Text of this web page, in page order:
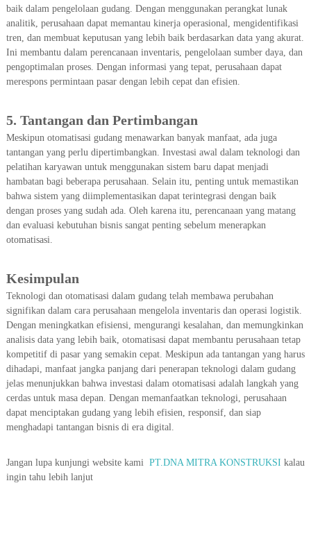
baik dalam pengelolaan gudang. Dengan menggunakan perangkat lunak
analitik, perusahaan dapat memantau kinerja operasional, mengidentifikasi
tren, dan membuat keputusan yang lebih baik berdasarkan data yang akurat.
Ini membantu dalam perencanaan inventaris, pengelolaan sumber daya, dan
pengoptimalan proses. Dengan informasi yang tepat, perusahaan dapat
merespons permintaan pasar dengan lebih cepat dan efisien.
5. Tantangan dan Pertimbangan
Meskipun otomatisasi gudang menawarkan banyak manfaat, ada juga
tantangan yang perlu dipertimbangkan. Investasi awal dalam teknologi dan
pelatihan karyawan untuk menggunakan sistem baru dapat menjadi
hambatan bagi beberapa perusahaan. Selain itu, penting untuk memastikan
bahwa sistem yang diimplementasikan dapat terintegrasi dengan baik
dengan proses yang sudah ada. Oleh karena itu, perencanaan yang matang
dan evaluasi kebutuhan bisnis sangat penting sebelum menerapkan
otomatisasi.
Kesimpulan
Teknologi dan otomatisasi dalam gudang telah membawa perubahan
signifikan dalam cara perusahaan mengelola inventaris dan operasi logistik.
Dengan meningkatkan efisiensi, mengurangi kesalahan, dan memungkinkan
analisis data yang lebih baik, otomatisasi dapat membantu perusahaan tetap
kompetitif di pasar yang semakin cepat. Meskipun ada tantangan yang harus
dihadapi, manfaat jangka panjang dari penerapan teknologi dalam gudang
jelas menunjukkan bahwa investasi dalam otomatisasi adalah langkah yang
cerdas untuk masa depan. Dengan memanfaatkan teknologi, perusahaan
dapat menciptakan gudang yang lebih efisien, responsif, dan siap
menghadapi tantangan bisnis di era digital.
Jangan lupa kunjungi website kami PT.DNA MITRA KONSTRUKSI kalau
ingin tahu lebih lanjut